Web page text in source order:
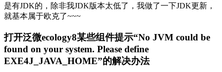
是有JDK的，除非我JDK版本太低了，我做了一下JDK更新，
就基本属于欧克了~~~
打开泛微ecology8某些组件提示“No JVM could be
found on your system. Please define
EXE4J_JAVA_HOME”的解决办法